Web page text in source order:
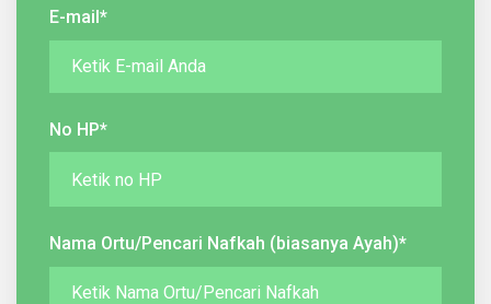
E-mail*
No HP*
Nama Ortu/Pencari Nafkah (biasanya Ayah)*